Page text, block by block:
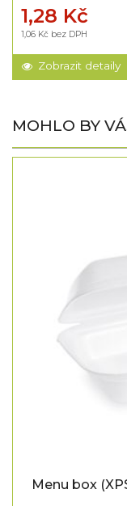
1,28 Kč
1,06 Kč bez DPH
Zobrazit detaily
MOHLO BY
Menu box